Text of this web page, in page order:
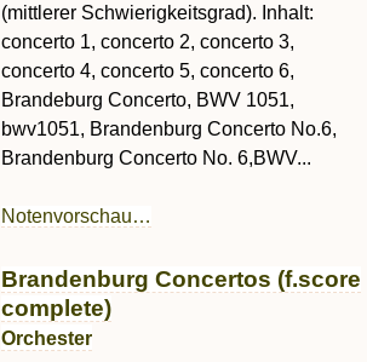
(mittlerer Schwierigkeitsgrad). Inhalt:
concerto 1, concerto 2, concerto 3,
concerto 4, concerto 5, concerto 6,
Brandeburg Concerto, BWV 1051,
bwv1051, Brandenburg Concerto No.6,
Brandenburg Concerto No. 6,BWV...
Notenvorschau…
Brandenburg Concertos (f.score
complete)
Orchester